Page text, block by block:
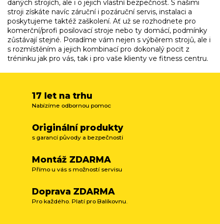
s
u
daných strojích, ale i o jejich vlastní bezpečnost. S našimi
stroji získáte navíc záruční i pozáruční servis, instalaci a
poskytujeme taktéž zaškolení. Ať už se rozhodnete pro
komerční/profi posilovací stroje nebo ty domácí, podmínky
zůstávají stejné. Poradíme vám nejen s výběrem strojů, ale i
s rozmístěním a jejich kombinací pro dokonalý pocit z
tréninku jak pro vás, tak i pro vaše klienty ve fitness centru.
17 let na trhu
Nabízíme odbornou pomoc
Originální produkty
s garancí původy a bezpečnosti
Montáž ZDARMA
Přímo u vás s možností servisu
Doprava ZDARMA
Pro každého. Platí pro Balíkovnu.